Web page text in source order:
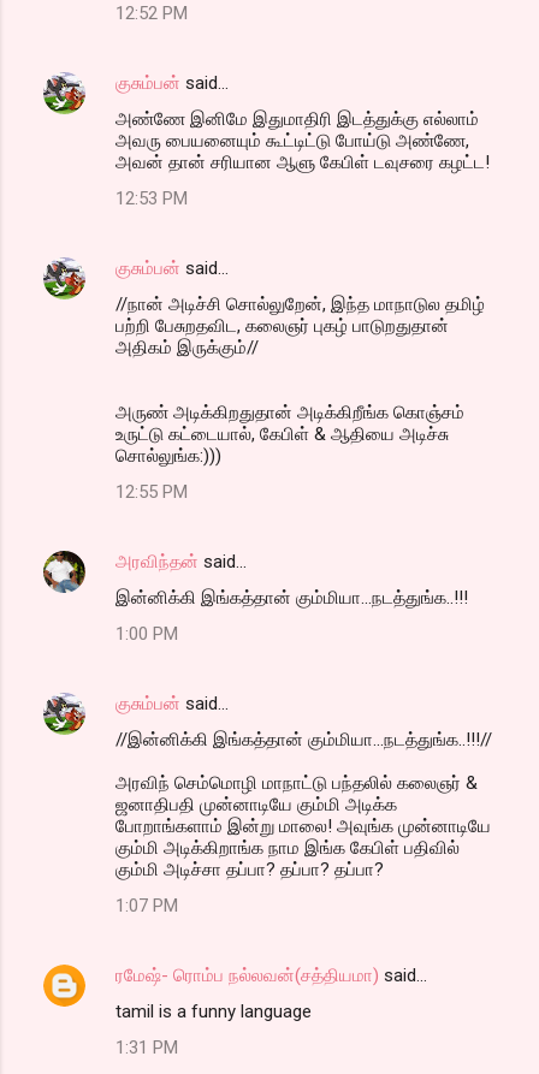
12:52 PM
குசும்பன் said…
அண்ணே இனிமே இதுமாதிரி இடத்துக்கு எல்லாம்
அவரு பையனையும் கூட்டிட்டு போய்டு அண்ணே,
அவன் தான் சரியான ஆளு கேபிள் டவுசரை கழட்ட!
12:53 PM
குசும்பன் said…
//நான் அடிச்சி சொல்லுறேன், இந்த மாநாடுல தமிழ்
பற்றி பேசுறதவிட, கலைஞர் புகழ் பாடுறதுதான்
அதிகம் இருக்கும்//
அருண் அடிக்கிறதுதான் அடிக்கிறீங்க கொஞ்சம்
உருட்டு கட்டையால், கேபிள் & ஆதியை அடிச்சு
சொல்லுங்க:)))
12:55 PM
அரவிந்தன் said…
இன்னிக்கி இங்கத்தான் கும்மியா...நடத்துங்க..!!!
1:00 PM
குசும்பன் said…
//இன்னிக்கி இங்கத்தான் கும்மியா...நடத்துங்க..!!!//
அரவிந் செம்மொழி மாநாட்டு பந்தலில் கலைஞர் &
ஜனாதிபதி முன்னாடியே கும்மி அடிக்க
போறாங்களாம் இன்று மாலை! அவுங்க முன்னாடியே
கும்மி அடிக்கிறாங்க நாம இங்க கேபிள் பதிவில்
கும்மி அடிச்சா தப்பா? தப்பா? தப்பா?
1:07 PM
ரமேஷ்- ரொம்ப நல்லவன்(சத்தியமா) said…
tamil is a funny language
1:31 PM